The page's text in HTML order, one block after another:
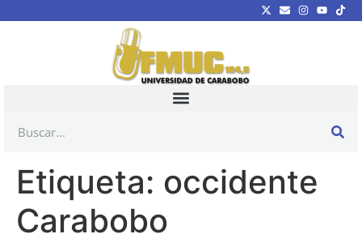
Etiqueta: occidente
Carabobo